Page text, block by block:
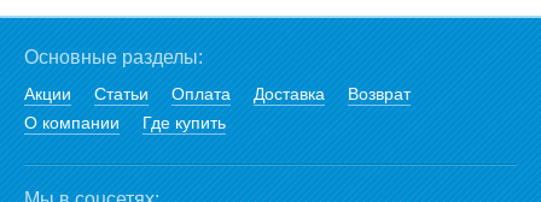
Основные разделы:
Акции Статьи Оплата Доставка
Возврат
О компании
Где купить